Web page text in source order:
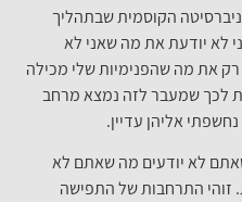
הקוסמית שבתהליך
לא יודעת את מה שאני לא
את מה שהפנימיות שלי מכילה
לכך שמעבר לזה נמצא מרחב
אליהן עדיין.
לא יודעים מה שאתם לא
זוהי התרחבות של התפישה